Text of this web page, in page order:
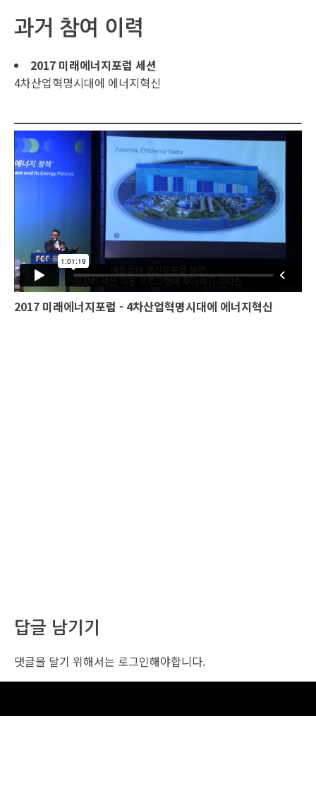
과거 참여 이력
2017 미래에너지포럼 세션
4차산업혁명시대에 에너지혁신
2017 미래에너지포럼 - 4차산업혁명시대에 에너지혁신
답글 남기기
댓글을 달기 위해서는 로그인해야합니다.